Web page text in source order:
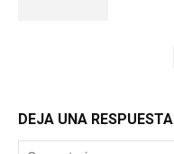
DEJA UNA RESPUESTA